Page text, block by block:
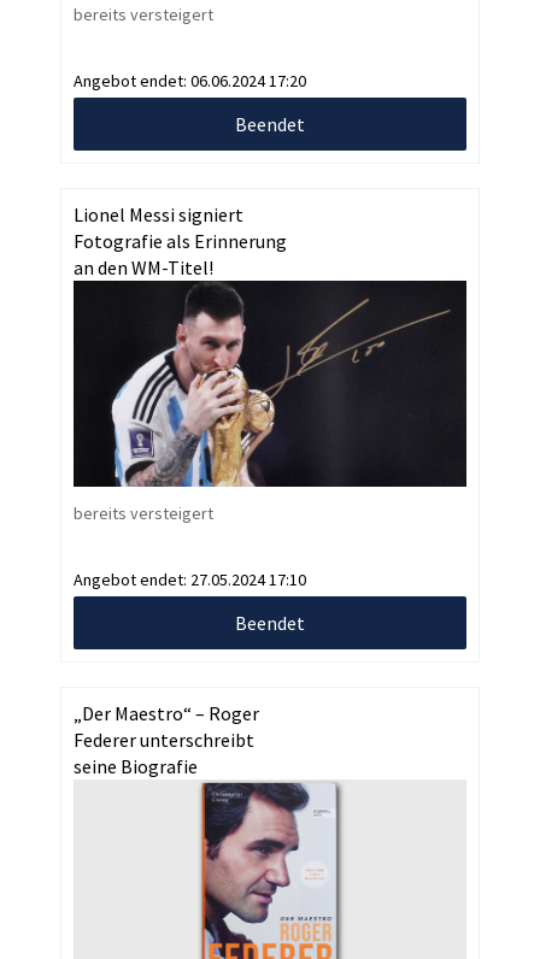
bereits versteigert
Angebot endet: 06.06.2024 17:20
Beendet
Lionel Messi signiert
Fotografie als Erinnerung
an den WM-Titel!
bereits versteigert
Angebot endet: 27.05.2024 17:10
Beendet
„Der Maestro“ – Roger
Federer unterschreibt
seine Biografie